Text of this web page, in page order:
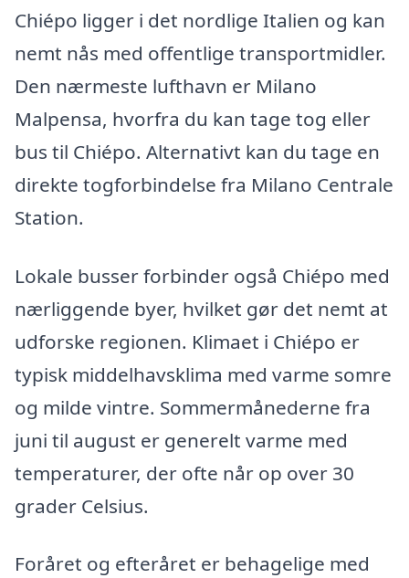
Chiépo ligger i det nordlige Italien og kan
nemt nås med offentlige transportmidler.
Den nærmeste lufthavn er Milano
Malpensa, hvorfra du kan tage tog eller
bus til Chiépo. Alternativt kan du tage en
direkte togforbindelse fra Milano Centrale
Station.
Lokale busser forbinder også Chiépo med
nærliggende byer, hvilket gør det nemt at
udforske regionen. Klimaet i Chiépo er
typisk middelhavsklima med varme somre
og milde vintre. Sommermånederne fra
juni til august er generelt varme med
temperaturer, der ofte når op over 30
grader Celsius.
Foråret og efteråret er behagelige med